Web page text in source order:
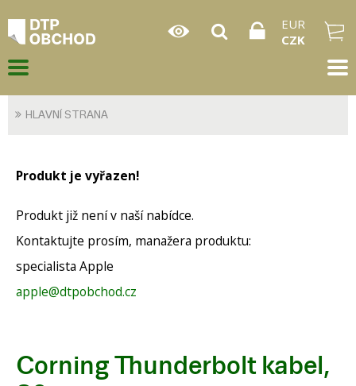
EUR
CZK
HLAVNÍ STRANA
Produkt je vyřazen!
Produkt již není v naší nabídce.
Kontaktujte prosím, manažera produktu:
specialista Apple
apple@dtpobchod.cz
Corning Thunderbolt kabel,